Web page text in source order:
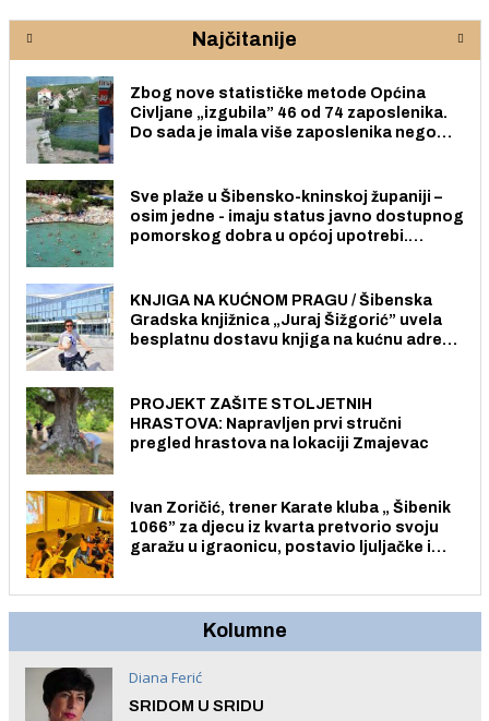
Najčitanije
Zbog nove statističke metode Općina
Civljane „izgubila” 46 od 74 zaposlenika.
Do sada je imala više zaposlenika nego
Sve plaže u Šibensko-kninskoj županiji –
osim jedne - imaju status javno dostupnog
pomorskog dobra u općoj upotrebi.
KNJIGA NA KUĆNOM PRAGU / Šibenska
Gradska knjižnica „Juraj Šižgorić” uvela
besplatnu dostavu knjiga na kućnu adresu
PROJEKT ZAŠITE STOLJETNIH
HRASTOVA: Napravljen prvi stručni
pregled hrastova na lokaciji Zmajevac
Ivan Zoričić, trener Karate kluba „ Šibenik
1066” za djecu iz kvarta pretvorio svoju
garažu u igraonicu, postavio ljuljačke i
Kolumne
Diana Ferić
SRIDOM U SRIDU